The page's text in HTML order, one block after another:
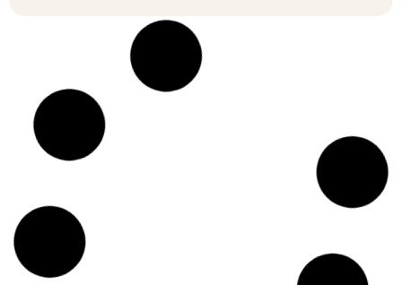
Friandises-chien